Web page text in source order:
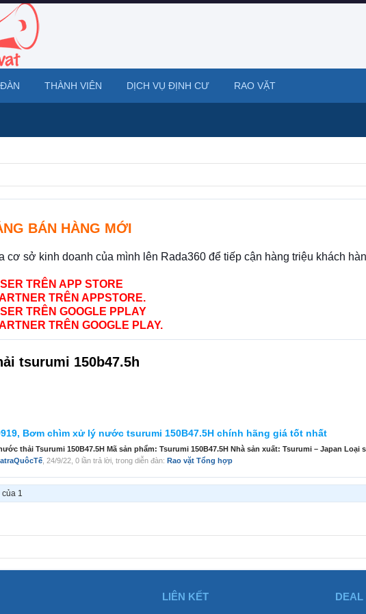
BÁN HÀNG MỚI
cơ sở kinh doanh của mình lên Rada360 để tiếp cận hàng triệu khách
TRÊN APP STORE
TRÊN APPSTORE.
TRÊN GOOGLE PPLAY
TRÊN GOOGLE PLAY.
tsurumi 150b47.5h
Bơm chìm xử lý nước tsurumi 150B47.5H chính hãng giá tốt nhất
thải Tsurumi 150B47.5H Mã sản phẩm: Tsurumi 150B47.5H Nhà sản xuất: Tsurumi – Japan
24/9/22 , 0 lần trả lời, trong diễn đàn: Rao vặt Tổng hợp
của 1
THÀNH VIÊN DỊCH VỤ ĐỊNH CƯ RAO VẶT
LIÊN KẾT DEAL